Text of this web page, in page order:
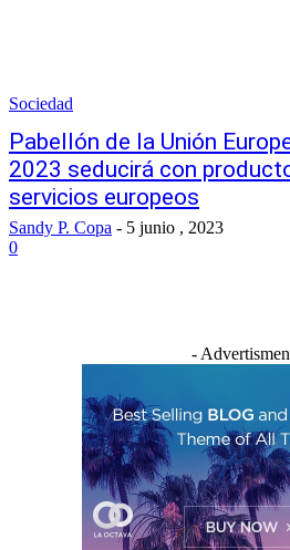
Sociedad
Pabellón de la Unión
2023 seducirá con
servicios europeos
Sandy P. Copa - 5 junio , 2023
0
-